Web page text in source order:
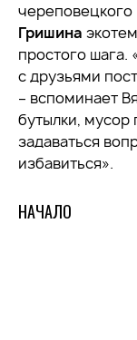
Гришина
простого шага.
с друзьями
– вспоминает
бутылки, мусор
задаваться
избавиться».
НАЧАЛО